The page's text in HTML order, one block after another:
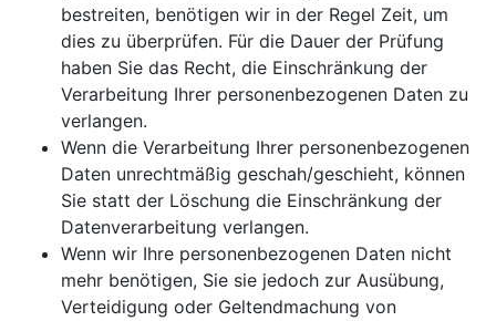
bestreiten, benötigen wir in der Regel Zeit, um
dies zu überprüfen. Für die Dauer der Prüfung
haben Sie das Recht, die Einschränkung der
Verarbeitung Ihrer personenbezogenen Daten zu
verlangen.
Wenn die Verarbeitung Ihrer personenbezogenen
Daten unrechtmäßig geschah/geschieht, können
Sie statt der Löschung die Einschränkung der
Datenverarbeitung verlangen.
Wenn wir Ihre personenbezogenen Daten nicht
mehr benötigen, Sie sie jedoch zur Ausübung,
Verteidigung oder Geltendmachung von